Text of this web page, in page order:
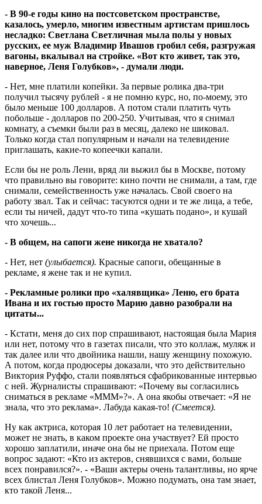
- В 90-е годы кино на постсоветском пространстве,
казалось, умерло, многим известным артистам пришлось
несладко: Светлана Светличная мыла полы у новых
русских, ее муж Владимир Ивашов гробил себя, разгружая
вагоны, вкалывал на стройке. «Вот кто живет, так это,
наверное, Леня Голубков», - думали люди.
- Нет, мне платили копейки. За первые ролика два-три
получил тысячу рублей - я не помню курс, но, по-моему, это
было меньше 100 долларов. А потом стали платить чуть
побольше - долларов по 200-250. Учитывая, что я снимал
комнату, а съемки были раз в месяц, далеко не шиковал.
Только когда стал популярным и начали на телевидение
приглашать, какие-то копеечки капали.
Если бы не роль Лени, вряд ли выжил бы в Москве, потому
что правильно вы говорите: кино почти не снимали, а там, где
снимали, семейственность уже началась. Свой своего на
работу звал. Так и сейчас: тасуются одни и те же лица, а тебе,
если ты ничей, дадут что-то типа «кушать подано», и кушай
что хочешь...
- В общем, на сапоги жене никогда не хватало?
- Нет, нет (улыбается). Красные сапоги, обещанные в
рекламе, я жене так и не купил.
- Рекламные ролики про «халявщика» Леню, его брата
Ивана и их гостью просто Марию давно разобрали на
цитаты...
- Кстати, меня до сих пор спрашивают, настоящая была Мария
или нет, потому что в газетах писали, что это коллаж, муляж и
так далее или что двойника нашли, нашу женщину похожую.
А потом, когда продюсеры доказали, что это действительно
Виктория Руффо, стали появляться сфабрикованные интервью
с ней. Журналисты спрашивают: «Почему вы согласились
сниматься в рекламе «МММ»?». А она якобы отвечает: «Я не
знала, что это реклама». Лабуда какая-то! (Смеется).
Ну как актриса, которая 10 лет работает на телевидении,
может не знать, в каком проекте она участвует? Ей просто
хорошо заплатили, иначе она бы не приехала. Потом еще
вопрос задают: «Кто из актеров, снявшихся с вами, больше
всех понравился?». - «Ваши актеры очень талантливы, но ярче
всех блистал Леня Голубков». Можно подумать, она там знает,
кто такой Леня...